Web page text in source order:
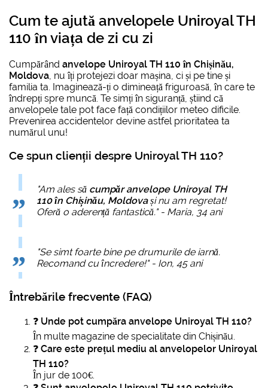
Cum te ajută anvelopele Uniroyal TH
110 în viața de zi cu zi
Cumpărând anvelope Uniroyal TH 110 în Chișinău,
Moldova , nu îți protejezi doar mașina, ci și pe tine și
familia ta. Imaginează-ți o dimineață friguroasă, în care te
îndrepți spre muncă. Te simți în siguranță, știind că
anvelopele tale pot face față condițiilor meteo dificile.
Prevenirea accidentelor devine astfel prioritatea ta
numărul unu!
Ce spun clienții despre Uniroyal TH 110?
"Am ales să cumpăr anvelope Uniroyal TH
110 în Chișinău, Moldovași nu am regretat!
Oferă o aderență fantastică." - Maria, 34 ani
"Se simt foarte bine pe drumurile de iarnă.
Recomand cu încredere!" - Ion, 45 ani
Întrebările frecvente (FAQ)
❓ Unde pot cumpăra anvelope Uniroyal TH 110?
În multe magazine de specialitate din Chișinău.
❓ Care este prețul mediu al anvelopelor Uniroyal
TH 110?
În jur de 100€.